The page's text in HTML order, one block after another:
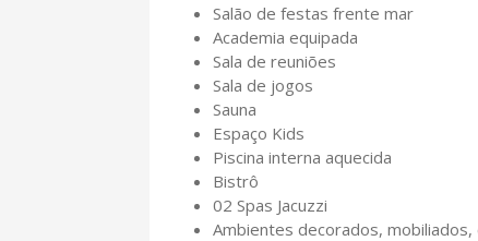
Salão de festas frente mar
Academia equipada
Sala de reuniões
Sala de jogos
Sauna
Espaço Kids
Piscina interna aquecida
Bistrô
02 Spas Jacuzzi
Ambientes decorados,